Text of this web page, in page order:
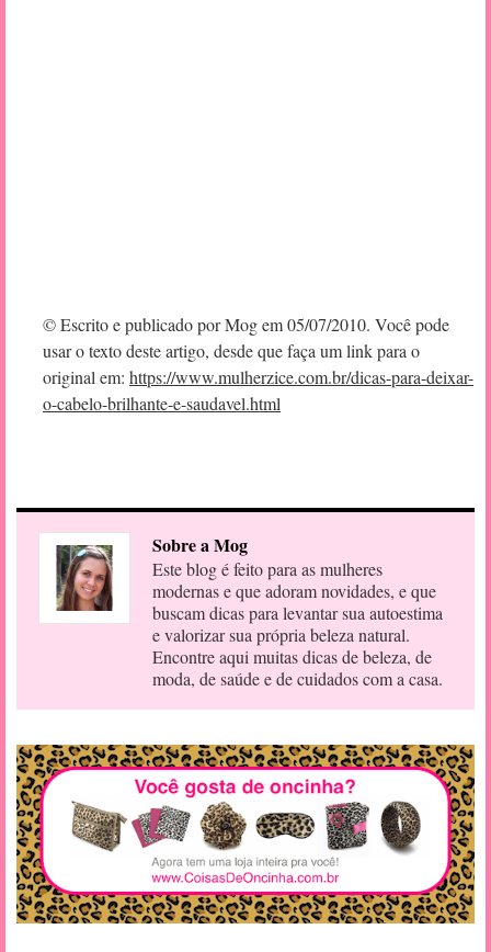
© Escrito e publicado por Mog em 05/07/2010. Você pode
usar o texto deste artigo, desde que faça um link para o
original em: https://www.mulherzice.com.br/dicas-para-deixar-
o-cabelo-brilhante-e-saudavel.html
Sobre a Mog
Este blog é feito para as mulheres
modernas e que adoram novidades, e que
buscam dicas para levantar sua autoestima
e valorizar sua própria beleza natural.
Encontre aqui muitas dicas de beleza, de
moda, de saúde e de cuidados com a casa.